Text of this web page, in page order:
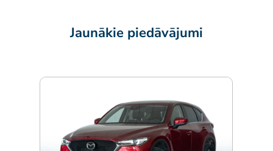
Jaunākie piedāvājumi